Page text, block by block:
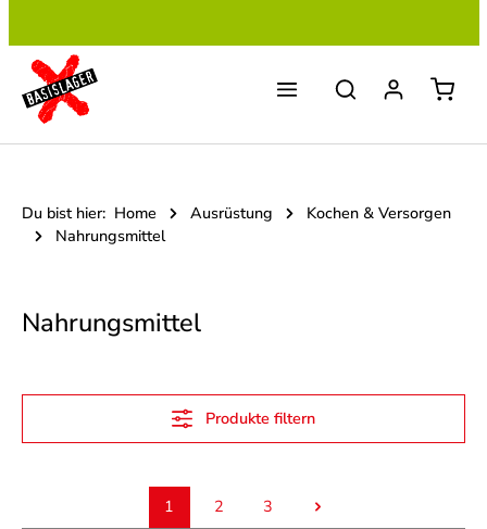
Du bist hier: Home Ausrüstung
Kochen & Versorgen
Nahrungsmittel
Nahrungsmittel
Produkte filtern
Seite
1 Seite
2 Seite
3